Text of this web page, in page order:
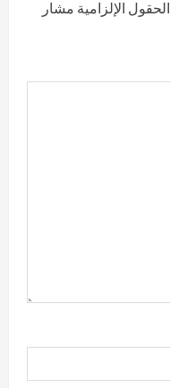
الحقول الإلزامية مشار